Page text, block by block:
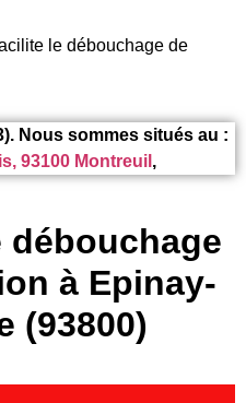
le débouchage de
Nous sommes situés au :
93100 Montreuil ,
débouchage
à Epinay-
(93800)